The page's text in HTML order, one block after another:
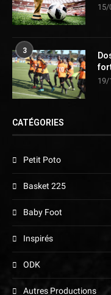
15/
3
19/
CATÉGORIES
Petit Poto
Basket 225
Baby Foot
Inspirés
ODK
Autres Productions